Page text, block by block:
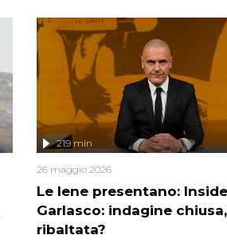
Le Iene presentano:
Garlasco: indagine
ribaltata?
219 min
26 maggio 2026